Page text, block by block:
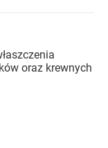
oraz krewnych